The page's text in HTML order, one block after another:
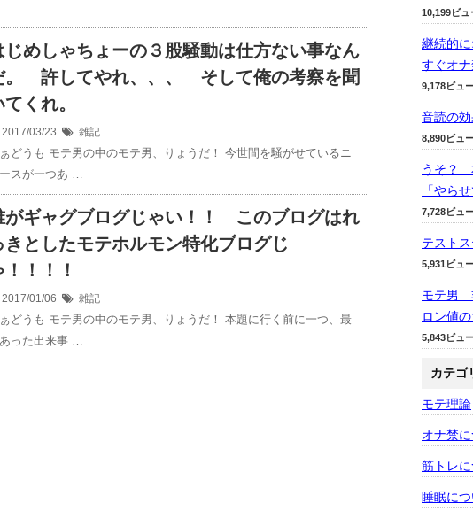
じめしゃちょーの３股騒動は仕方ない事なん
。 許してやれ、、、 そして俺の考察を聞
てくれ。
03/23 雑記
どうも モテ男の中のモテ男、りょうだ！ 今世間を騒がせているニ
スが一つあ …
がギャグブログじゃい！！ このブログはれ
きとしたモテホルモン特化ブログじ
！！！！
01/06 雑記
どうも モテ男の中のモテ男、りょうだ！ 本題に行く前に一つ、最
った出来事 …
10,199ビュ
継続的
すぐオ
9,178ビュ
音読の
8,890ビュ
うそ？
「やら
7,728ビュ
テスト
5,931ビュ
モテ男
ロン値
5,843ビュ
カテゴ
モテ理論
オナ禁
筋トレ
睡眠に